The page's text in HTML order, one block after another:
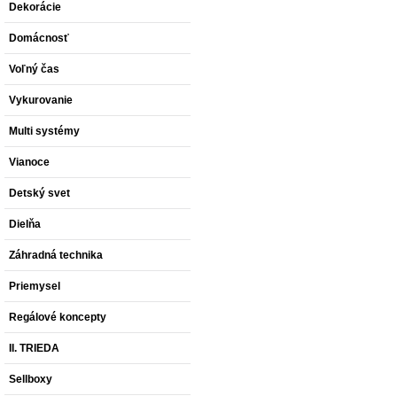
Dekorácie
Domácnosť
Voľný čas
Vykurovanie
Multi systémy
Vianoce
Detský svet
Dielňa
Záhradná technika
Priemysel
Regálové koncepty
II. TRIEDA
Sellboxy